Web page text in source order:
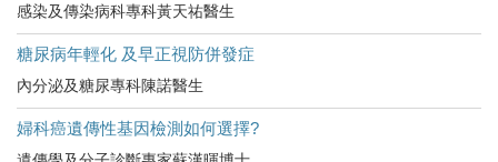
感染及傳染病科專科黃天祐醫生
糖尿病年輕化 及早正視防併發症
內分泌及糖尿專科陳諾醫生
婦科癌遺傳性基因檢測如何選擇?